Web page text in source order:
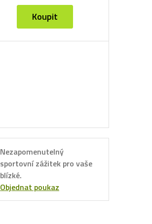
Koupit
Nezapomenutelný
sportovní zážitek pro vaše
blízké.
Objednat poukaz